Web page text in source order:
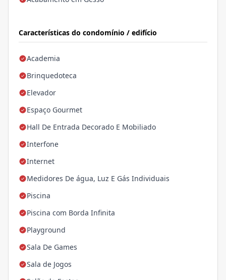
Características do condomínio / edifício
Academia
Brinquedoteca
Elevador
Espaço Gourmet
Hall De Entrada Decorado E Mobiliado
Interfone
Internet
Medidores De água, Luz E Gás Individuais
Piscina
Piscina com Borda Infinita
Playground
Sala De Games
Sala de Jogos